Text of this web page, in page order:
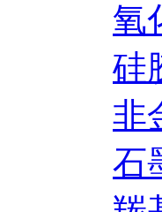
氧
硅
非
石